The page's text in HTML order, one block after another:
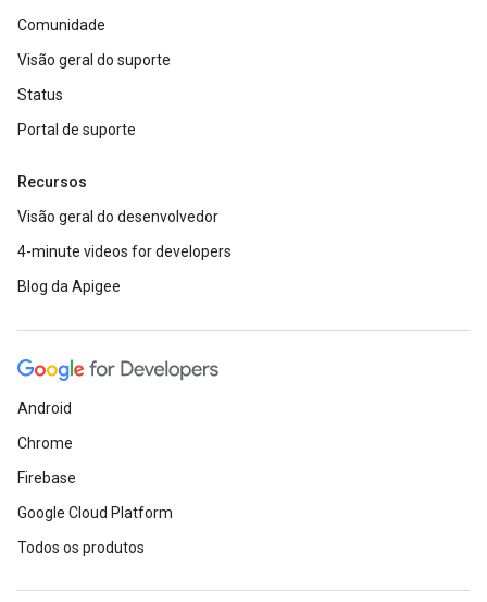
Comunidade
Visão geral do suporte
Status
Portal de suporte
Recursos
Visão geral do desenvolvedor
4-minute videos for developers
Blog da Apigee
Android
Chrome
Firebase
Google Cloud Platform
Todos os produtos